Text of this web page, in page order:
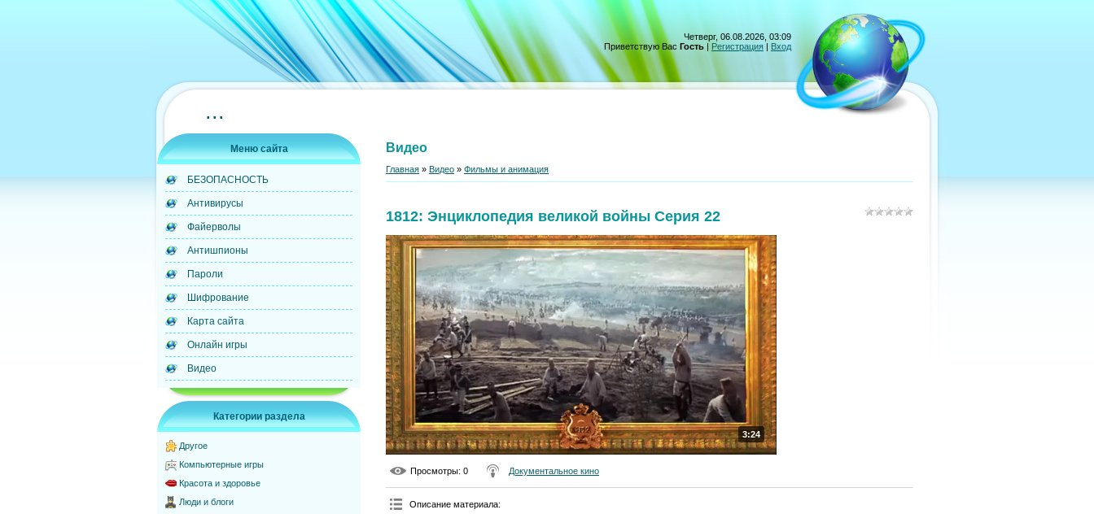
Четверг, 06.08.2026, 03:09
Приветствую Вас Гость | Регистрация | Вход
...
Меню сайта
БЕЗОПАСНОСТЬ
Антивирусы
Файерволы
Антишпионы
Пароли
Шифрование
Карта сайта
Онлайн игры
Видео
Категории раздела
Другое
Компьютерные игры
Красота и здоровье
Люди и блоги
Видео
Главная » Видео » Фильмы и анимация
1812: Энциклопедия великой войны Серия 22
3:24
Просмотры: 0 Документальное кино
Описание материала: